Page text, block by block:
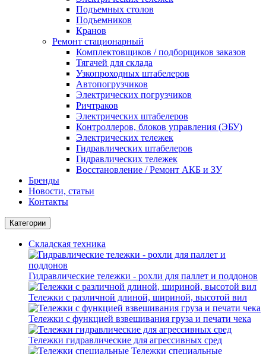
Подъемных столов
Подъемников
Кранов
Ремонт стационарный
Комплектовщиков / подборщиков заказов
Тягачей для склада
Узкопроходных штабелеров
Автопогрузчиков
Электрических погрузчиков
Ричтраков
Электрических штабелеров
Контроллеров, блоков управления (ЭБУ)
Электрических тележек
Гидравлических штабелеров
Гидравлических тележек
Восстановление / Ремонт АКБ и ЗУ
Бренды
Новости, статьи
Контакты
Категории
Складская техника
Гидравлические тележки - рохли для паллет и поддонов
Тележки с различной длиной, шириной, высотой вил
Тележки с функцией взвешивания груза и печати чека
Тележки гидравлические для агрессивных сред
Тележки специальные